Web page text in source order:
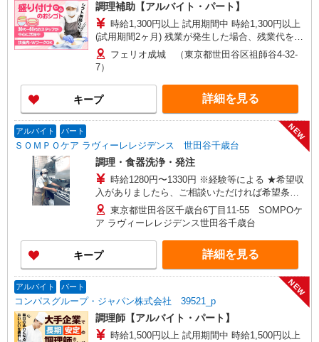
調理補助【アルバイト・パート】
時給1,300円以上 試用期間中 時給1,300円以上
(試用期間2ヶ月) 残業が発生した場合、残業代を1
分単位で別途支給します。
フェリオ成城 （東京都世田谷区祖師谷4-32-
7）
キープ 詳細を見る
アルバイト パート
ＳＯＭＰＯケア ラヴィーレレジデンス 世田谷千歳台
NEW
調理・食器洗浄・発注
時給1280円〜1330円 ※経験等による ★希望収
入がありましたら、ご相談いただければ希望条件
に合うかの確認もいたします。 ★時間外手当別途
支給 ★上記金額は働きがい向上手当を含みます。
★働きがい向上手当※26年6月改定（地域により異
なる） 社会保険加入者は更に＋50円
東京都世田谷区千歳台6丁目11-55 SOMPOケ
ア ラヴィーレレジデンス世田谷千歳台
キープ 詳細を見る
アルバイト パート
コンパスグループ・ジャパン株式会社 39521_p
NEW
調理師【アルバイト・パート】
時給1,500円以上 試用期間中 時給1,500円以上